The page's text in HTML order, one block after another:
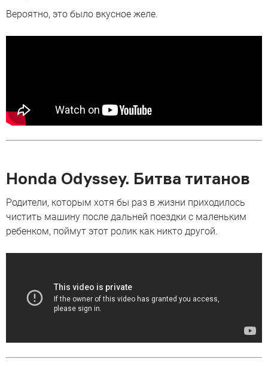
Вероятно, это было вкусное желе.
Honda Odyssey. Битва титанов
Родители, которым хотя бы раз в жизни приходилось
чистить машину после дальней поездки с маленьким
ребенком, поймут этот ролик как никто другой.